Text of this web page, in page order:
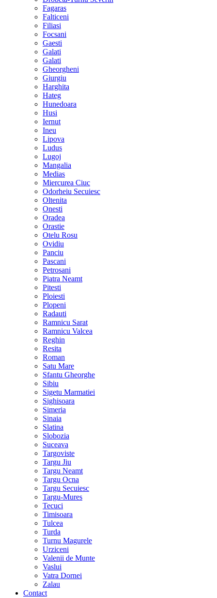
Fagaras
Falticeni
Filiasi
Focsani
Gaesti
Galati
Galati
Gheorgheni
Giurgiu
Harghita
Hateg
Hunedoara
Husi
Iernut
Ineu
Lipova
Ludus
Lugoj
Mangalia
Medias
Miercurea Ciuc
Odorheiu Secuiesc
Oltenita
Onesti
Oradea
Orastie
Otelu Rosu
Ovidiu
Panciu
Pascani
Petrosani
Piatra Neamt
Pitesti
Ploiesti
Plopeni
Radauti
Ramnicu Sarat
Ramnicu Valcea
Reghin
Resita
Roman
Satu Mare
Sfantu Gheorghe
Sibiu
Sigetu Marmatiei
Sighisoara
Simeria
Sinaia
Slatina
Slobozia
Suceava
Targoviste
Targu Jiu
Targu Neamt
Targu Ocna
Targu Secuiesc
Targu-Mures
Tecuci
Timisoara
Tulcea
Turda
Turnu Magurele
Urziceni
Valenii de Munte
Vaslui
Vatra Dornei
Zalau
Contact